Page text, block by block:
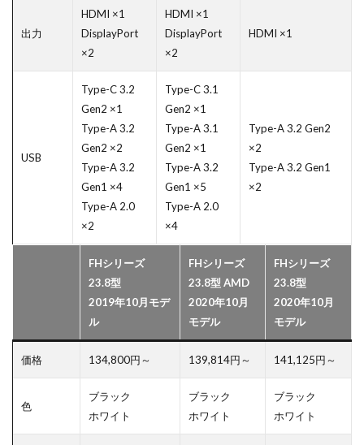
出力
HDMI ×1
DisplayPort
×2
HDMI ×1
DisplayPort
×2
HDMI ×1
USB
Type-C 3.2
Gen2 ×1
Type-A 3.2
Gen2 ×2
Type-A 3.2
Gen1 ×4
Type-A 2.0
×2
Type-C 3.1
Gen2 ×1
Type-A 3.1
Gen2 ×1
Type-A 3.2
Gen1 ×5
Type-A 2.0
×4
Type-A 3.2 Gen2
×2
Type-A 3.2 Gen1
×2
FHシリーズ
23.8型
2019年10月モデ
ル
FHシリーズ
23.8型 AMD
2020年10月
モデル
FHシリーズ
23.8型
2020年10月
モデル
価格 134,800円～ 139,814円～ 141,125円～
色
ブラック
ホワイト
ブラック
ホワイト
ブラック
ホワイト